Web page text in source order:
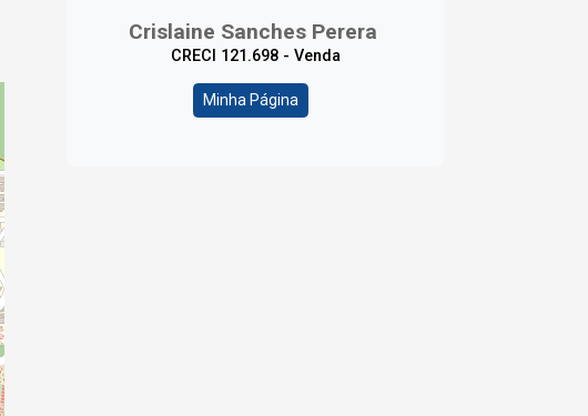
Crislaine Sanches Perera
CRECI 121.698 - Venda
Minha Página